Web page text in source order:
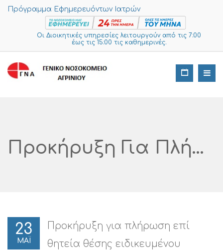
Πρόγραμμα Εφημερευόντων Ιατρών
Οι Διοικητικές υπηρεσίες λειτουργούν από τις 7:00
έως τις 15:00 τις καθημερινές.
Προκήρυξη Για Πλήρωση Επί Θητεία Θέσης Ειδικευμένου Ιατρού Κλάδου Ε.Σ.Υ. Επιμελητή Α΄ Ακτινοδιαγνωστικής, Επιμελητή Β΄ Καρδιολογίας, Επιμελητή Α΄ Παθολογίας Ή Καρδιολογίας Ή Αναισθησιολογίας Ή Χειρουργικής Ή Πνευμονολογίας – Φυματιολογίας Ή Νεφρολογίας (για Την Μ.Ε.Θ.) Και Επιμελητή Β΄ Παθολογίας Για Το Γενικό Νοσοκομείο Αιτωλοακαρνανίας (Οργανική Μονάδα Της Έδρας Αγρίνιο)»
23
ΜΑΪ
Προκήρυξη για πλήρωση επί
θητεία θέσης ειδικευμένου